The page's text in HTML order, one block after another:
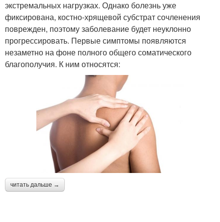
экстремальных нагрузках. Однако болезнь уже
фиксирована, костно-хрящевой субстрат сочленения
поврежден, поэтому заболевание будет неуклонно
прогрессировать. Первые симптомы появляются
незаметно на фоне полного общего соматического
благополучия. К ним относятся:
читать дальше →